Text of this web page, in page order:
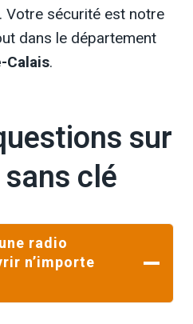
. Votre sécurité est notre
dans le département
Calais.
sur
clé
radio
n’importe